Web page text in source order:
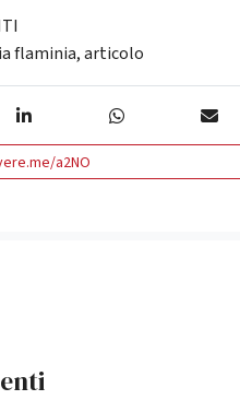
flaminia,articolo
a2NO